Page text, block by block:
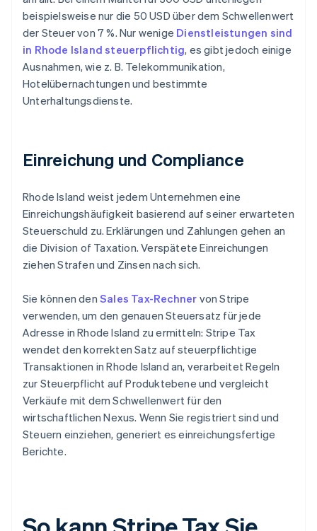
beispielsweise nur die 50 USD über dem Schwellenwert
der Steuer von 7 %. Nur wenige Dienstleistungen sind
in Rhode Island steuerpflichtig, es gibt jedoch einige
Ausnahmen, wie z. B. Telekommunikation,
Hotelübernachtungen und bestimmte
Unterhaltungsdienste.
Einreichung und Compliance
Rhode Island weist jedem Unternehmen eine
Einreichungshäufigkeit basierend auf seiner erwarteten
Steuerschuld zu. Erklärungen und Zahlungen gehen an
die Division of Taxation. Verspätete Einreichungen
ziehen Strafen und Zinsen nach sich.
Sie können den Sales Tax-Rechner von Stripe
verwenden, um den genauen Steuersatz für jede
Adresse in Rhode Island zu ermitteln: Stripe Tax
wendet den korrekten Satz auf steuerpflichtige
Transaktionen in Rhode Island an, verarbeitet Regeln
zur Steuerpflicht auf Produktebene und vergleicht
Verkäufe mit dem Schwellenwert für den
wirtschaftlichen Nexus. Wenn Sie registriert sind und
Steuern einziehen, generiert es einreichungsfertige
Berichte.